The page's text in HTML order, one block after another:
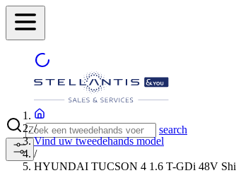
search
/
Vind uw tweedehands model
/
HYUNDAI TUCSON 4 1.6 T-GDi 48V